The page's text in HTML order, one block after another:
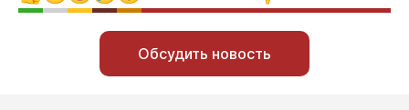
Обсудить новость